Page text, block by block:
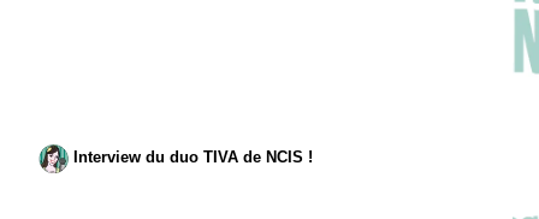
Interview du duo TIVA de NCIS !